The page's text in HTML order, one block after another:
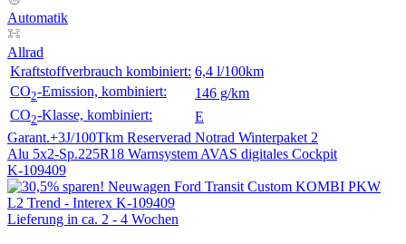
Automatik
Allrad
Kraftstoffverbrauch kombiniert: 6,4 l/100km
CO2-Emission, kombiniert:
146 g/km
CO2-Klasse, kombiniert:
E
Garant.+3J/100Tkm Reserverad Notrad Winterpaket 2
Alu 5x2-Sp.225R18 Warnsystem AVAS digitales Cockpit
K-109409
Lieferung in ca. 2 - 4 Wochen